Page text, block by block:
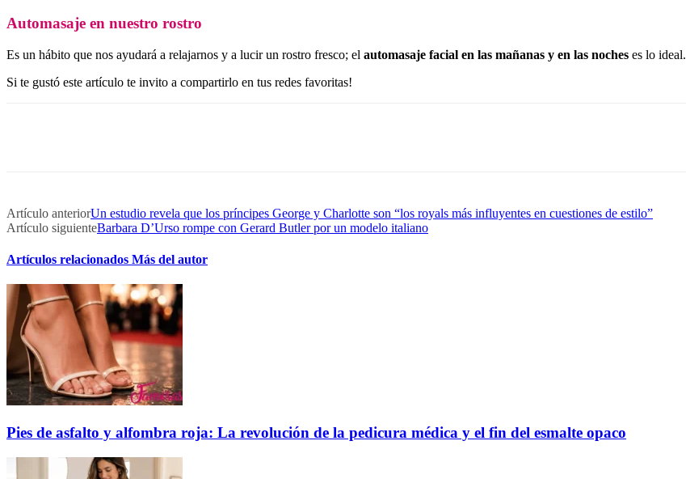
Automasaje en nuestro rostro
Es un hábito que nos ayudará a relajarnos y a lucir un rostro fresco; el automasaje facial en las mañanas y en las noches es lo ideal.
Si te gustó este artículo te invito a compartirlo en tus redes favoritas!
Artículo anteriorUn estudio revela que los príncipes George y Charlotte son “los royals más influyentes en cuestiones de estilo”
Artículo siguienteBarbara D’Urso rompe con Gerard Butler por un modelo italiano
Artículos relacionados Más del autor
Pies de asfalto y alfombra roja: La revolución de la pedicura médica y el fin del esmalte opaco